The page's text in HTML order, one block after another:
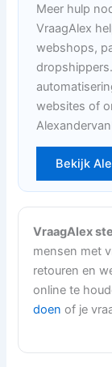
Meer hulp
VraagAlex
webshops,
websites of
Bekijk
VraagAlex
mensen met
retouren en
online te
doen of je